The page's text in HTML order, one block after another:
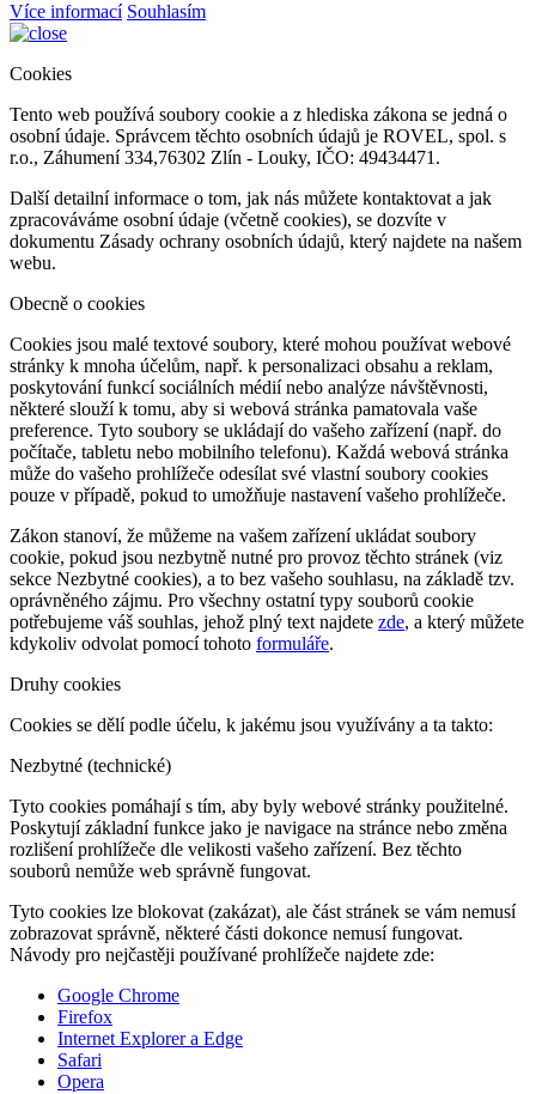
Více informací Souhlasím
Cookies
Tento web používá soubory cookie a z hlediska zákona se jedná o
osobní údaje. Správcem těchto osobních údajů je ROVEL, spol. s
r.o., Záhumení 334,76302 Zlín - Louky, IČO: 49434471.
Další detailní informace o tom, jak nás můžete kontaktovat a jak
zpracováváme osobní údaje (včetně cookies), se dozvíte v
dokumentu Zásady ochrany osobních údajů, který najdete na našem
webu.
Obecně o cookies
Cookies jsou malé textové soubory, které mohou používat webové
stránky k mnoha účelům, např. k personalizaci obsahu a reklam,
poskytování funkcí sociálních médií nebo analýze návštěvnosti,
některé slouží k tomu, aby si webová stránka pamatovala vaše
preference. Tyto soubory se ukládají do vašeho zařízení (např. do
počítače, tabletu nebo mobilního telefonu). Každá webová stránka
může do vašeho prohlížeče odesílat své vlastní soubory cookies
pouze v případě, pokud to umožňuje nastavení vašeho prohlížeče.
Zákon stanoví, že můžeme na vašem zařízení ukládat soubory
cookie, pokud jsou nezbytně nutné pro provoz těchto stránek (viz
sekce Nezbytné cookies), a to bez vašeho souhlasu, na základě tzv.
oprávněného zájmu. Pro všechny ostatní typy souborů cookie
potřebujeme váš souhlas, jehož plný text najdete zde, a který můžete
kdykoliv odvolat pomocí tohoto formuláře.
Druhy cookies
Cookies se dělí podle účelu, k jakému jsou využívány a ta takto:
Nezbytné (technické)
Tyto cookies pomáhají s tím, aby byly webové stránky použitelné.
Poskytují základní funkce jako je navigace na stránce nebo změna
rozlišení prohlížeče dle velikosti vašeho zařízení. Bez těchto
souborů nemůže web správně fungovat.
Tyto cookies lze blokovat (zakázat), ale část stránek se vám nemusí
zobrazovat správně, některé části dokonce nemusí fungovat.
Návody pro nejčastěji používané prohlížeče najdete zde:
Google Chrome
Firefox
Internet Explorer a Edge
Safari
Opera